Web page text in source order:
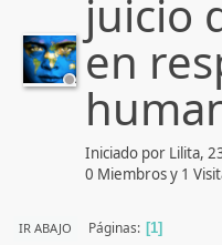
juicio
en
Iniciado por Lilita,
0 Miembros y 1
IR ABAJO Páginas 1